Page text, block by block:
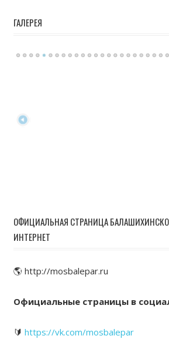
ГАЛЕРЕЯ
ОФИЦИАЛЬНАЯ СТРАНИЦА
ИНТЕРНЕТ
🌎 http://mosbalepar.ru
Официальные страницы в
🔰 https://vk.com/mosbalepar